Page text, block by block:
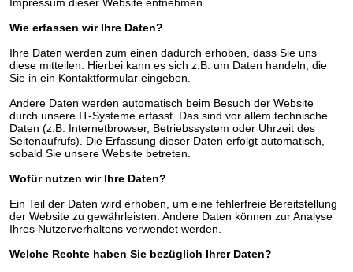
Impressum dieser Website entnehmen.
Wie erfassen wir Ihre Daten?
Ihre Daten werden zum einen dadurch erhoben, dass Sie uns
diese mitteilen. Hierbei kann es sich z.B. um Daten handeln, die
Sie in ein Kontaktformular eingeben.
Andere Daten werden automatisch beim Besuch der Website
durch unsere IT-Systeme erfasst. Das sind vor allem technische
Daten (z.B. Internetbrowser, Betriebssystem oder Uhrzeit des
Seitenaufrufs). Die Erfassung dieser Daten erfolgt automatisch,
sobald Sie unsere Website betreten.
Wofür nutzen wir Ihre Daten?
Ein Teil der Daten wird erhoben, um eine fehlerfreie Bereitstellung
der Website zu gewährleisten. Andere Daten können zur Analyse
Ihres Nutzerverhaltens verwendet werden.
Welche Rechte haben Sie bezüglich Ihrer Daten?